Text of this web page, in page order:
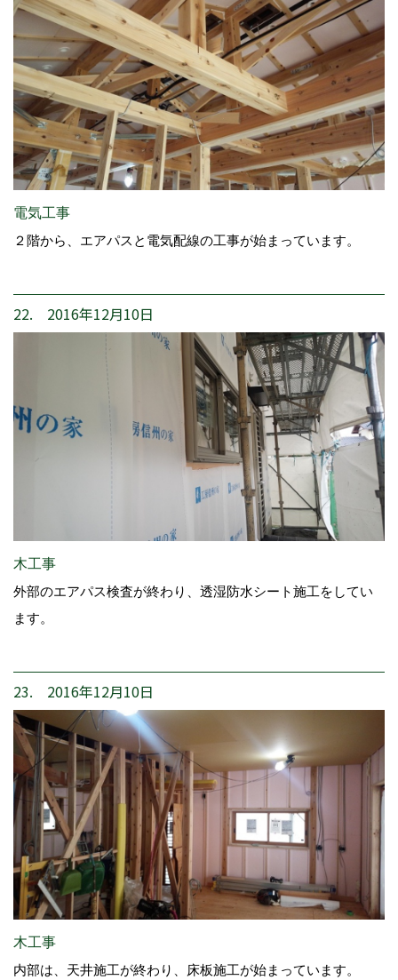
電気工事
２階から、エアパスと電気配線の工事が始まっています。
22. 2016年12月10日
木工事
外部のエアパス検査が終わり、透湿防水シート施工をしてい
ます。
23. 2016年12月10日
木工事
内部は、天井施工が終わり、床板施工が始まっています。